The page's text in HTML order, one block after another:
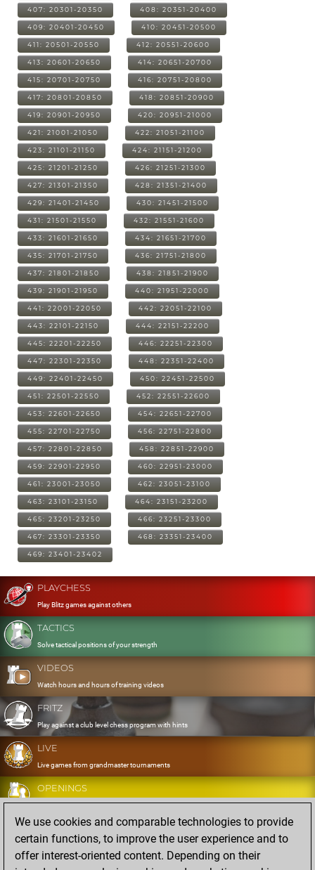
407: 20301-20350 408: 20351-20400
409: 20401-20450 410: 20451-20500
411: 20501-20550 412: 20551-20600
413: 20601-20650 414: 20651-20700
415: 20701-20750 416: 20751-20800
417: 20801-20850 418: 20851-20900
419: 20901-20950 420: 20951-21000
421: 21001-21050 422: 21051-21100
423: 21101-21150 424: 21151-21200
425: 21201-21250 426: 21251-21300
427: 21301-21350 428: 21351-21400
429: 21401-21450 430: 21451-21500
431: 21501-21550 432: 21551-21600
433: 21601-21650 434: 21651-21700
435: 21701-21750 436: 21751-21800
437: 21801-21850 438: 21851-21900
439: 21901-21950 440: 21951-22000
441: 22001-22050 442: 22051-22100
443: 22101-22150 444: 22151-22200
445: 22201-22250 446: 22251-22300
447: 22301-22350 448: 22351-22400
449: 22401-22450 450: 22451-22500
451: 22501-22550 452: 22551-22600
453: 22601-22650 454: 22651-22700
455: 22701-22750 456: 22751-22800
457: 22801-22850 458: 22851-22900
459: 22901-22950 460: 22951-23000
461: 23001-23050 462: 23051-23100
463: 23101-23150 464: 23151-23200
465: 23201-23250 466: 23251-23300
467: 23301-23350 468: 23351-23400
469: 23401-23402
PLAYCHESS
Play Blitz games against others
TACTICS
Solve tactical positions of your strength
VIDEOS
Watch hours and hours of training videos
FRITZ
Play against a club level chess program with hints
LIVE
Live games from grandmaster tournaments
OPENINGS
Develop and exercise your openings
DATABASE
Eight million strong games
We use cookies and comparable technologies to provide
certain functions, to improve the user experience and to
offer interest-oriented content. Depending on their